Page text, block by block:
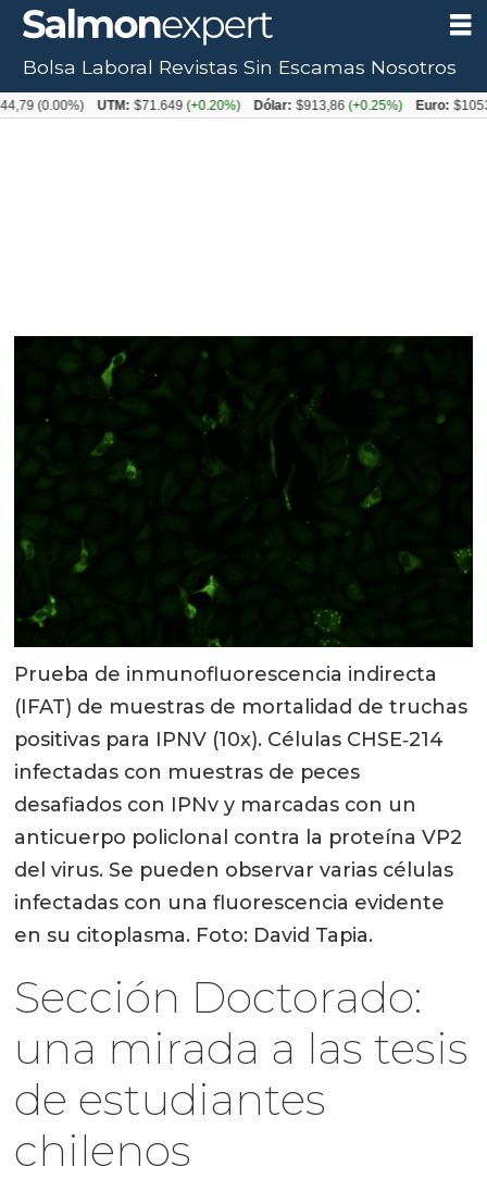
Prueba de inmunofluorescencia indirecta
(IFAT) de muestras de mortalidad de truchas
positivas para IPNV (10x). Células CHSE‐214
infectadas con muestras de peces
desafiados con IPNv y marcadas con un
anticuerpo policlonal contra la proteína VP2
del virus. Se pueden observar varias células
infectadas con una fluorescencia evidente
en su citoplasma. Foto: David Tapia.
Sección Doctorado:
una mirada a las tesis
de estudiantes
chilenos
Bolsa Laboral Revistas Sin Escamas Nosotros
UTM: $71.649(+0.20%) Dólar: $913,86(+0.25%) Euro: $1053,08(-